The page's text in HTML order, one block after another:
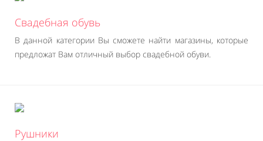
Свадебная обувь
В данной категории Вы сможете найти магазины, которые
предложат Вам отличный выбор свадебной обуви.
Рушники